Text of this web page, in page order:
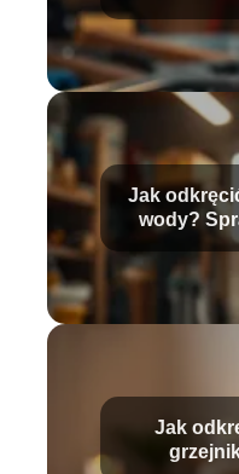
Jak
wody?
Jak